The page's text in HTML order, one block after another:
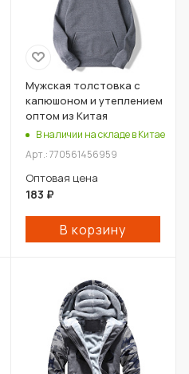
Мужская толстовка с
капюшоном и утеплением
оптом из Китая
В наличии на складе в Китае
Арт.: 770561456959
Оптовая цена
183 ₽
В корзину